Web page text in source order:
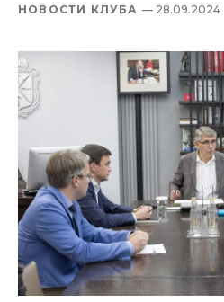
НОВОСТИ КЛУБА — 28.09.2024